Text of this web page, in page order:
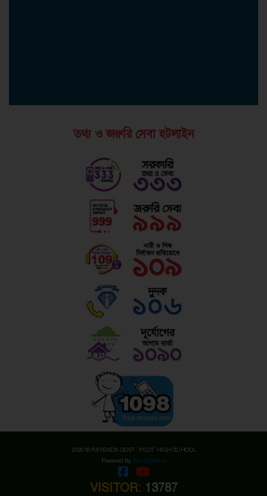
তথ্য ও জরুরি সেবা হটলাইন
2026 © RAYENDA GOVT. PILOT HIGH SCHOOL
Powered By Edu Systems
VISITOR: 13787